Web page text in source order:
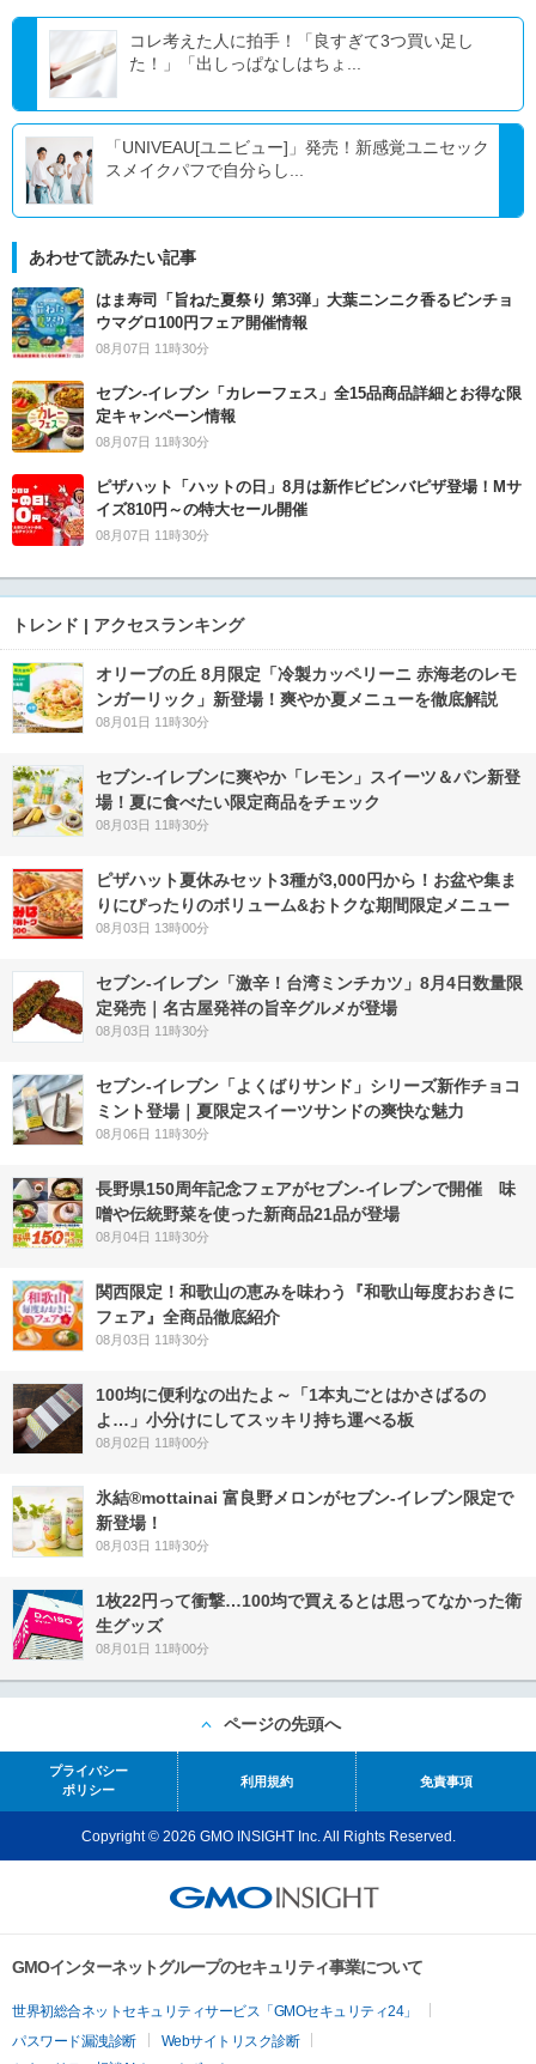
コレ考えた人に拍手！「良すぎて3つ買い足し
た！」「出しっぱなしはちょ...
「UNIVEAU[ユニビュー]」発売！新感覚ユニセック
スメイクパフで自分らし...
あわせて読みたい記事
はま寿司「旨ねた夏祭り 第3弾」大葉ニンニク香るビンチョ
ウマグロ100円フェア開催情報
08月07日 11時30分
セブン‐イレブン「カレーフェス」全15品商品詳細とお得な限
定キャンペーン情報
08月07日 11時30分
ピザハット「ハットの日」8月は新作ビビンバピザ登場！Mサ
イズ810円～の特大セール開催
08月07日 11時30分
トレンド | アクセスランキング
オリーブの丘 8月限定「冷製カッペリーニ 赤海老のレモ
ンガーリック」新登場！爽やか夏メニューを徹底解説
08月01日 11時30分
セブン‐イレブンに爽やか「レモン」スイーツ＆パン新登
場！夏に食べたい限定商品をチェック
08月03日 11時30分
ピザハット夏休みセット3種が3,000円から！お盆や集ま
りにぴったりのボリューム&おトクな期間限定メニュー
08月03日 13時00分
セブン-イレブン「激辛！台湾ミンチカツ」8月4日数量限
定発売｜名古屋発祥の旨辛グルメが登場
08月03日 11時30分
セブン‐イレブン「よくばりサンド」シリーズ新作チョコ
ミント登場｜夏限定スイーツサンドの爽快な魅力
08月06日 11時30分
長野県150周年記念フェアがセブン-イレブンで開催 味
噌や伝統野菜を使った新商品21品が登場
08月04日 11時30分
関西限定！和歌山の恵みを味わう『和歌山毎度おおきに
フェア』全商品徹底紹介
08月03日 11時30分
100均に便利なの出たよ～「1本丸ごとはかさばるの
よ…」小分けにしてスッキリ持ち運べる板
08月02日 11時00分
氷結®mottainai 富良野メロンがセブン‐イレブン限定で
新登場！
08月03日 11時30分
1枚22円って衝撃…100均で買えるとは思ってなかった衛
生グッズ
08月01日 11時00分
ページの先頭へ
プライバシー
ポリシー
利用規約 免責事項
Copyright © 2026 GMO INSIGHT Inc. All Rights Reserved.
GMOインターネットグループのセキュリティ事業について
世界初総合ネットセキュリティサービス「GMOセキュリティ24」
パスワード漏洩診断
Webサイトリスク診断